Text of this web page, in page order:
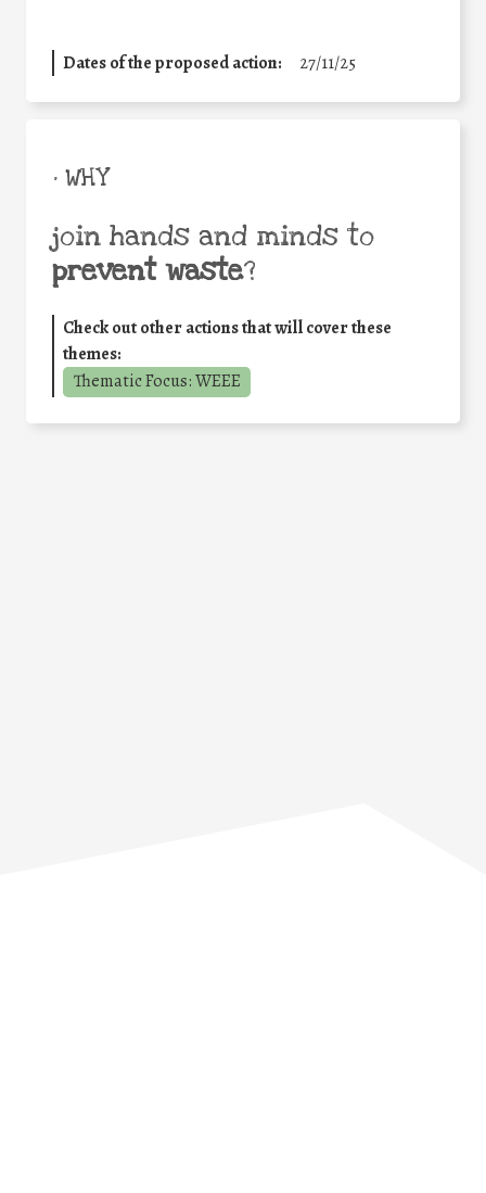
Dates of the proposed action: 27/11/25
• WHY
join hands and minds to
prevent waste?
Check out other actions that will cover these
themes:
Thematic Focus: WEEE